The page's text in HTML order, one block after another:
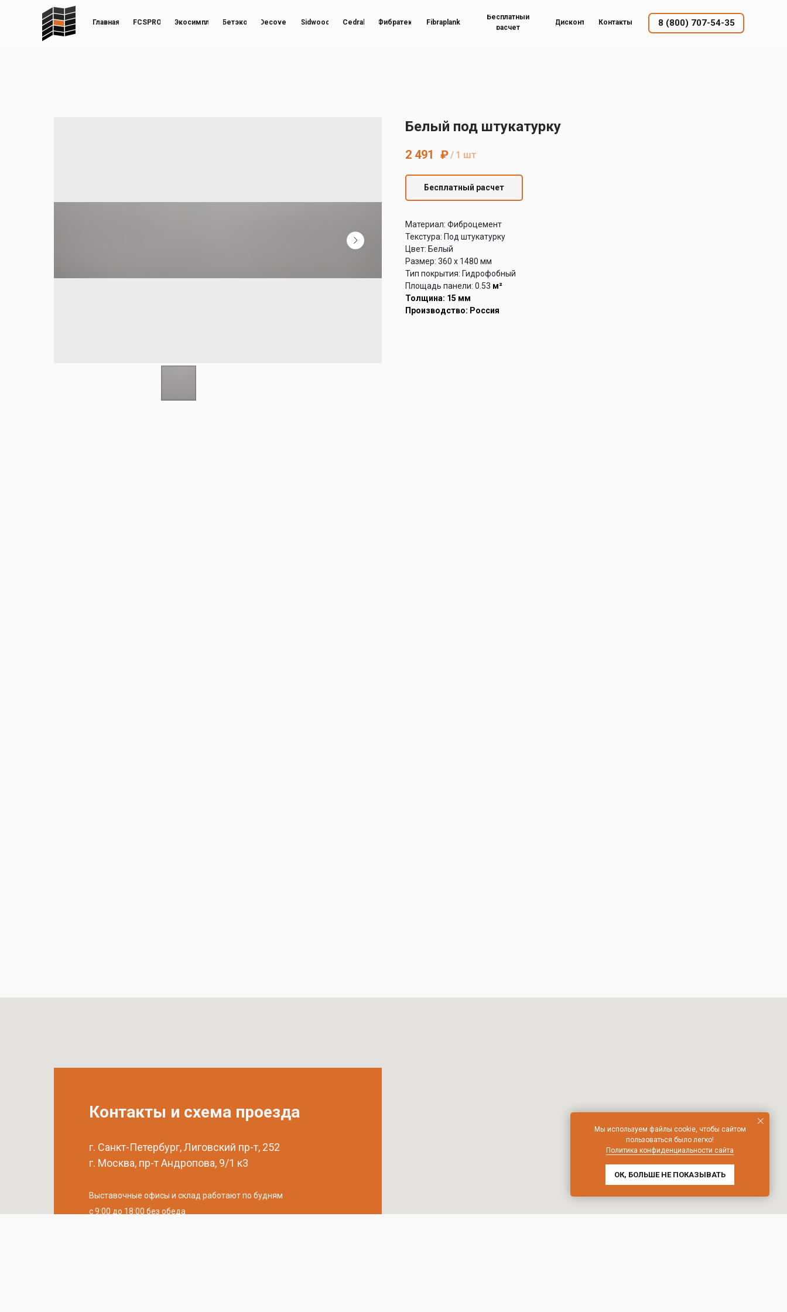
8 (800) 707-54-35
Главная FCSPRO Бетэко Decover Sidwood Cedral Фибратек
Бесплатный
расчет
Контакты
Дисконт
Экосимпл Fibraplank
Белый под штукатурку
2 491 ₽/ 1 шт
Бесплатный расчет
Материал: Фиброцемент
Текстура: Под штукатурку
Цвет: Белый
Размер: 360 х 1480 мм
Тип покрытия: Гидрофобный
Площадь панели: 0.53 м²
Толщина: 15 мм
Производство: Россия
Мы используем файлы cookie, чтобы сайтом
пользоваться было легко!
Политика конфиденциальности сайта
ОК, БОЛЬШЕ НЕ ПОКАЗЫВАТЬ
Контакты и схема проезда
г. Санкт-Петербург, Лиговский пр-т, 252
г. Москва, пр-т Андропова, 9/1 к3
Выставочные офисы и склад работают по будням
с 9:00 до 18:00 без обеда